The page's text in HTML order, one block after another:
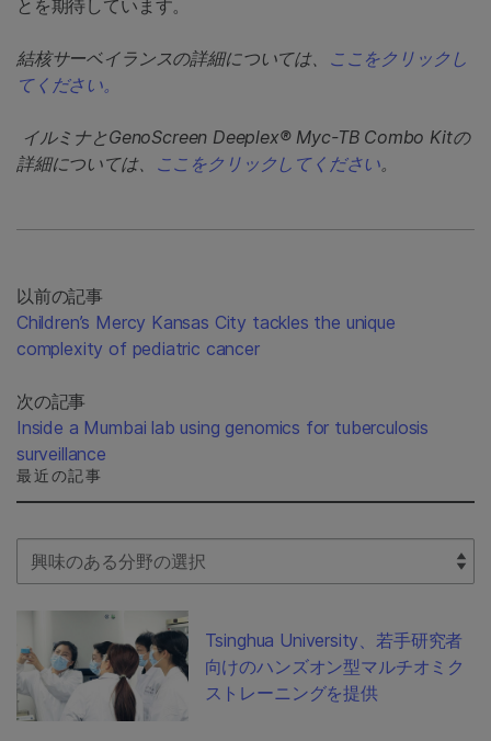
とを期待しています。
結核サーベイランスの詳細については、
ここをクリックし
てください。
イルミナとGenoScreen Deeplex® Myc-TB Combo Kitの
詳細については、
ここをクリックしてください。
以前の記事
Children’s Mercy Kansas City tackles the unique
complexity of pediatric cancer
次の記事
Inside a Mumbai lab using genomics for tuberculosis
surveillance
最近の記事
Select Filter
Tsinghua University、若手研究者
向けのハンズオン型マルチオミク
ストレーニングを提供